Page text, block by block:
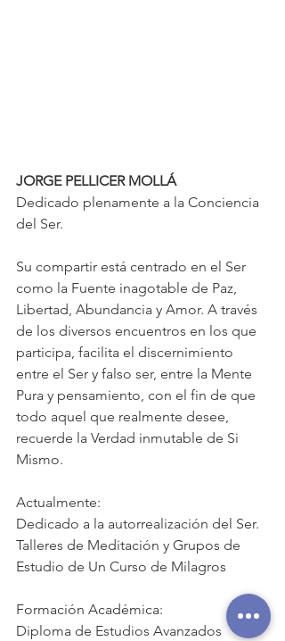
JORGE PELLICER MOLLÁ
Dedicado plenamente a la Conciencia
del Ser.
Su compartir está centrado en el Ser
como la Fuente inagotable de Paz,
Libertad, Abundancia y Amor. A través
de los diversos encuentros en los que
participa, facilita el discernimiento
entre el Ser y falso ser, entre la Mente
Pura y pensamiento, con el fin de que
todo aquel que realmente desee,
recuerde la Verdad inmutable de Si
Mismo.
Actualmente:
Dedicado a la autorrealización del Ser.
Talleres de Meditación y Grupos de
Estudio de Un Curso de Milagros
Formación Académica:
Diploma de Estudios Avanzados